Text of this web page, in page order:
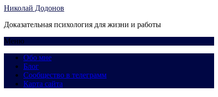
Николай Додонов
Доказательная психология для жизни и работы
Меню
Обо мне
Блог
Сообщество в телеграмм
Карта сайта